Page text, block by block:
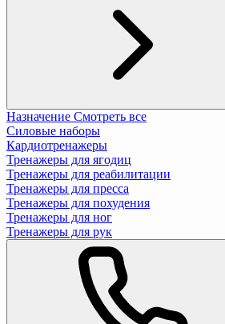
Назначение Смотреть все
Силовые наборы
Кардиотренажеры
Тренажеры для ягодиц
Тренажеры для реабилитации
Тренажеры для пресса
Тренажеры для похудения
Тренажеры для ног
Тренажеры для рук